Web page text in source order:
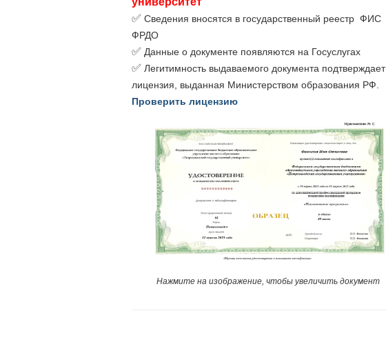
✅ Сведения вносятся в государственный реестр ФИС
ФРДО
✅ Данные о документе появляются на Госуслугах
✅ Легитимность выдаваемого документа подтверждает
лицензия, выданная Министерством образования РФ.
Проверить лицензию
Нажмите на изображение, чтобы увеличить документ